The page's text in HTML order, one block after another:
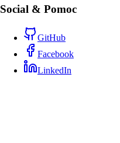
Social & Pomoc
GitHub
Facebook
LinkedIn